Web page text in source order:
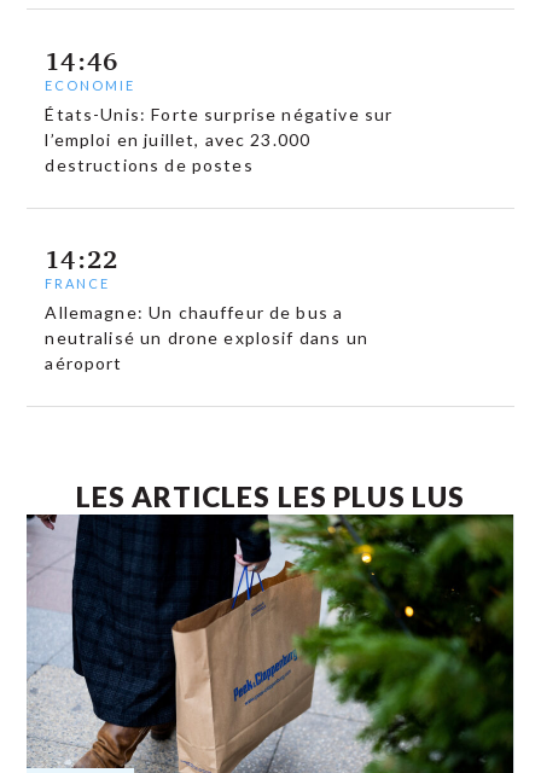
14:46
ECONOMIE
États-Unis: Forte surprise négative sur
l’emploi en juillet, avec 23.000
destructions de postes
14:22
FRANCE
Allemagne: Un chauffeur de bus a
neutralisé un drone explosif dans un
aéroport
LES ARTICLES LES PLUS LUS